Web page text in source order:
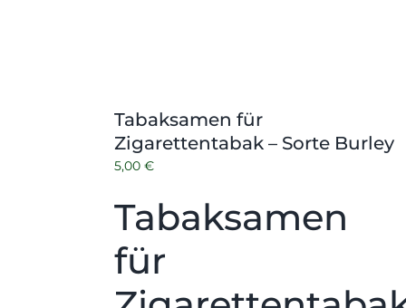
Tabaksamen für
Zigarettentabak – Sorte Burley
5,00 €
Tabaksamen
für